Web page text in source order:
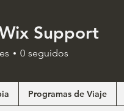
Support
0 seguidos
Programas de Viaje